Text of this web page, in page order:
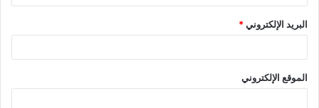
البريد الإلكتروني*
الموقع الإلكتروني